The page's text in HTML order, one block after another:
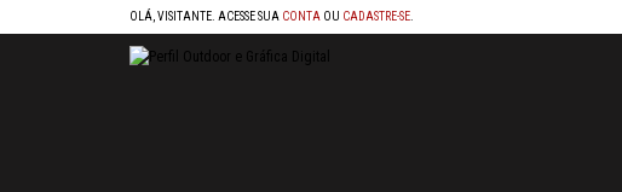
OLÁ, VISITANTE. ACESSE SUA CONTA OU CADASTRE-SE